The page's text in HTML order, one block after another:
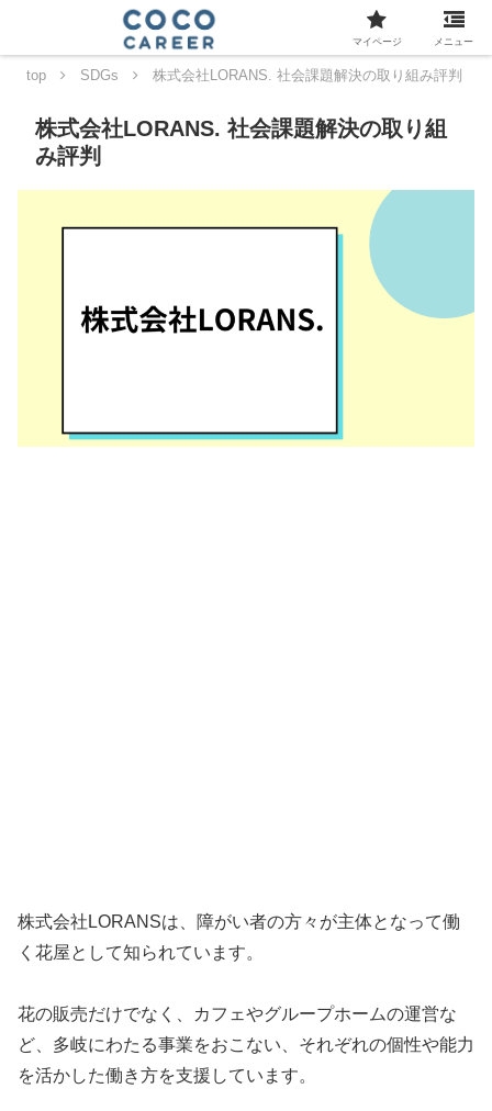
top SDGs 株式会社LORANS. 社会課題解決の取り組み評判
株式会社LORANS. 社会課題解決の取り組
み評判
株式会社LORANSは、障がい者の方々が主体となって働
く花屋として知られています。
花の販売だけでなく、カフェやグループホームの運営な
ど、多岐にわたる事業をおこない、それぞれの個性や能力
を活かした働き方を支援しています。
マイページ メニュー